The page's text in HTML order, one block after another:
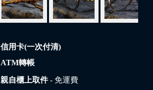
信用卡(一次付清)
ATM轉帳
親自櫃上取件- 免運費